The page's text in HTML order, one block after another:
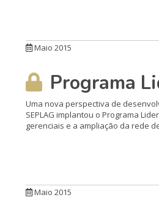
Maio 2015
Programa
Uma nova perspectiva de
SEPLAG implantou o Pro­grama
gerenciais e a ampliação da rede
Maio 2015